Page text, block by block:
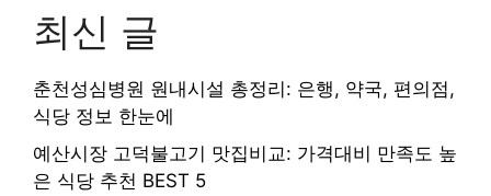
최신 글
춘천성심병원 원내시설 총정리: 은행, 약국, 편의점,
식당 정보 한눈에
예산시장 고덕불고기 맛집비교: 가격대비 만족도 높
은 식당 추천 BEST 5